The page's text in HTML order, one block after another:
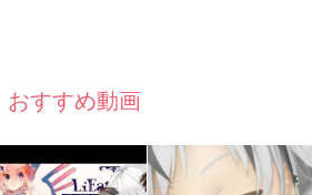
おすすめ動画